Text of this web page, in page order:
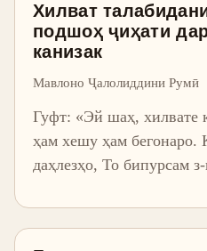
Хилват
подшоҳ ҷиҳати
канизак
Мавлоно Ҷалолиддини Румӣ
Гуфт: «Эй шаҳ, хилвате
ҳам хешу ҳам бегонаро.
даҳлезҳо, То бипурсам